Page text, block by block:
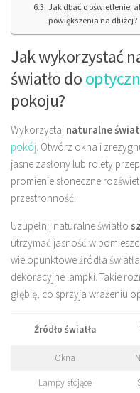
Jak dbać o oświetlenie,
powiększenia na dłużej?
Jak wykorzystać
światło do
pokoju?
Wykorzystaj naturalne
pokój . Otwórz okna i
jasne zasłony lub rolety
promienie słoneczne
przestronność.
Uzupełnij naturalne światło
utrzymać jasność w
wielopunktowe źródła
dekoracyjne lampki. Takie
głębię, co sprzyja wrażeniu
Źródło światła
Okna
Lampy stojące